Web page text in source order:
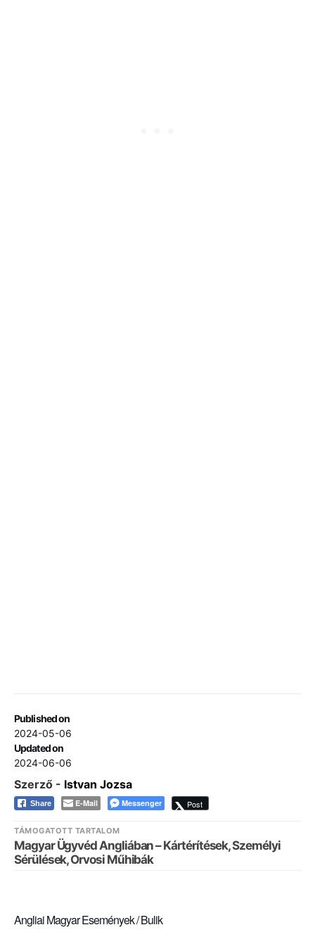
Published on
2024-05-06
Updated on
2024-06-06
Szerző - Istvan Jozsa
Share E-Mail Messenger Post
TÁMOGATOTT TARTALOM
Magyar Ügyvéd Angliában – Kártérítések, Személyi
Sérülések, Orvosi Műhibák
Angliai Magyar Események / Bulik